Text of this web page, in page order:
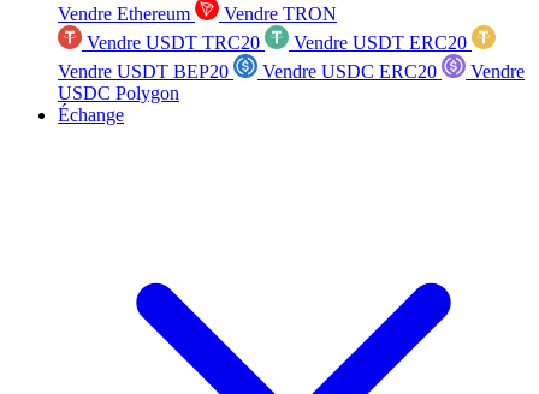
Vendre Ethereum
Vendre TRON
Vendre USDT TRC20
Vendre USDT ERC20
Vendre USDT BEP20
Vendre USDC ERC20
Vendre
USDC Polygon
Échange